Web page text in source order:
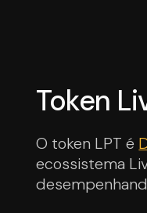
Token
O token LPT é
ecossistema